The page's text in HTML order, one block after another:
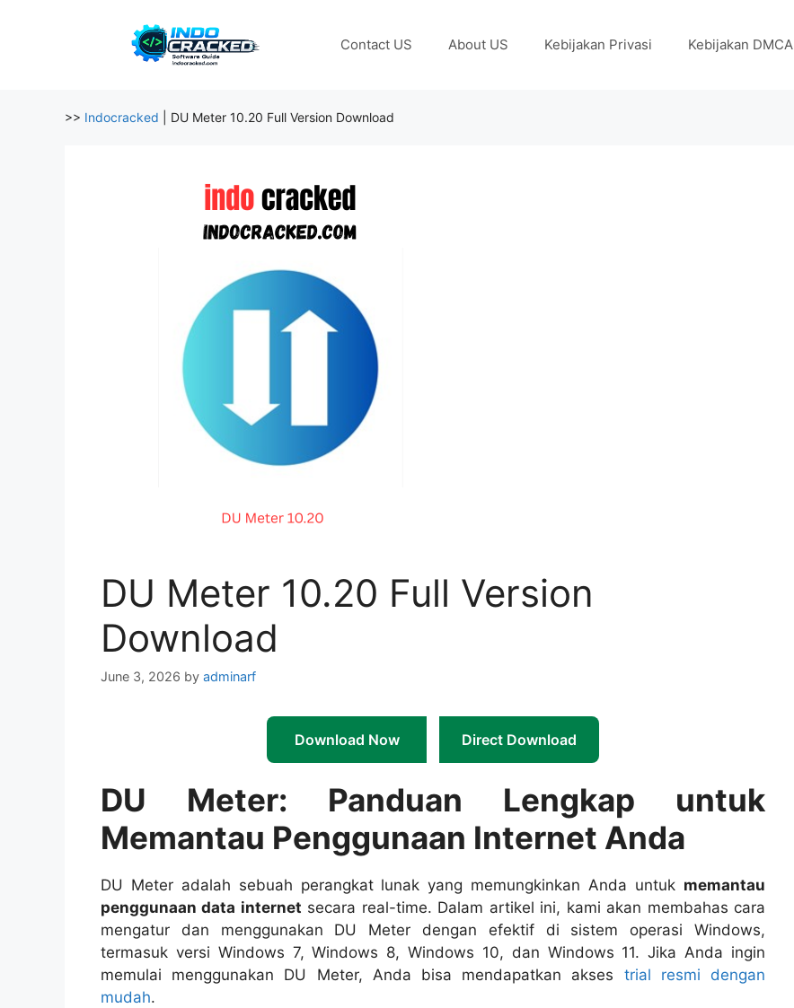
Contact US About US Kebijakan Privasi Kebijakan DMCA
>> Indocracked DU Meter 10.20 Full Version Download
DU Meter 10.20 Full Version
Download
June 3, 2026 by adminarf
Download Now Direct Download
DU Meter: Panduan Lengkap untuk
Memantau Penggunaan Internet Anda
DU Meter adalah sebuah perangkat lunak yang memungkinkan Anda untuk memantau
penggunaan data internet secara real-time. Dalam artikel ini, kami akan membahas cara
mengatur dan menggunakan DU Meter dengan efektif di sistem operasi Windows,
termasuk versi Windows 7, Windows 8, Windows 10, dan Windows 11. Jika Anda ingin
memulai menggunakan DU Meter, Anda bisa mendapatkan akses trial resmi dengan
mudah.